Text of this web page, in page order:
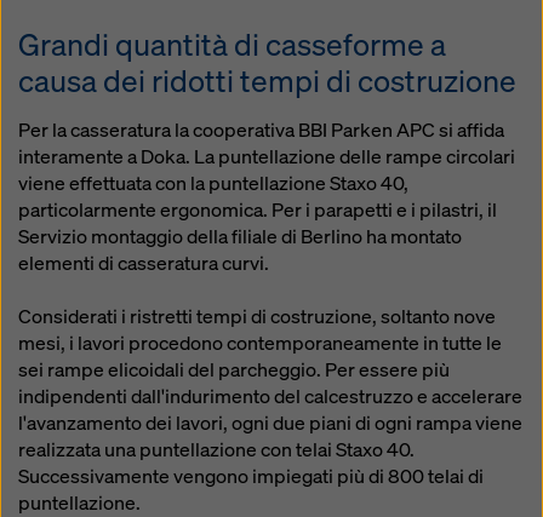
Grandi quantità di casseforme a
causa dei ridotti tempi di costruzione
Per la casseratura la cooperativa BBI Parken APC si affida
interamente a Doka. La puntellazione delle rampe circolari
viene effettuata con la puntellazione Staxo 40,
particolarmente ergonomica. Per i parapetti e i pilastri, il
Servizio montaggio della filiale di Berlino ha montato
elementi di casseratura curvi.
Considerati i ristretti tempi di costruzione, soltanto nove
mesi, i lavori procedono contemporaneamente in tutte le
sei rampe elicoidali del parcheggio. Per essere più
indipendenti dall'indurimento del calcestruzzo e accelerare
l'avanzamento dei lavori, ogni due piani di ogni rampa viene
realizzata una puntellazione con telai Staxo 40.
Successivamente vengono impiegati più di 800 telai di
puntellazione.